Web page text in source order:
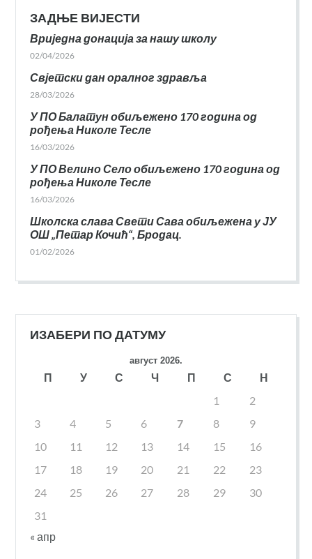
ЗАДЊЕ ВИЈЕСТИ
Вриједна донација за нашу школу
02/04/2026
Свјетски дан оралног здравља
28/03/2026
У ПО Балатун обиљежено 170 година од
рођења Николе Тесле
16/03/2026
У ПО Велино Село обиљежено 170 година од
рођења Николе Тесле
16/03/2026
Школска слава Свети Сава обиљежена у ЈУ
ОШ „Петар Кочић“, Бродац.
01/02/2026
ИЗАБЕРИ ПО ДАТУМУ
август 2026.
П У С Ч П С
Н
1
2
3
4 5 6 7 8
9
10
11 12 13 14 15
16
17
18 19 20 21 22
23
24
25 26 27 28 29
30
31
« апр